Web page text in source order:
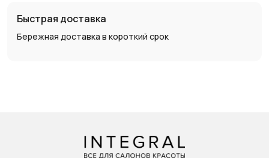
Быстрая доставка
Бережная доставка в короткий срок